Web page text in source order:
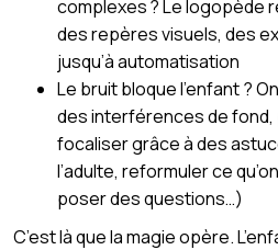
complexes ? Le logopède
des repères visuels, des
jusqu’à automatisation
Le bruit bloque l’enfant ?
des interférences de fond,
focaliser grâce à des
l’adulte, reformuler ce
poser des questions…)
C’est là que la magie opère.